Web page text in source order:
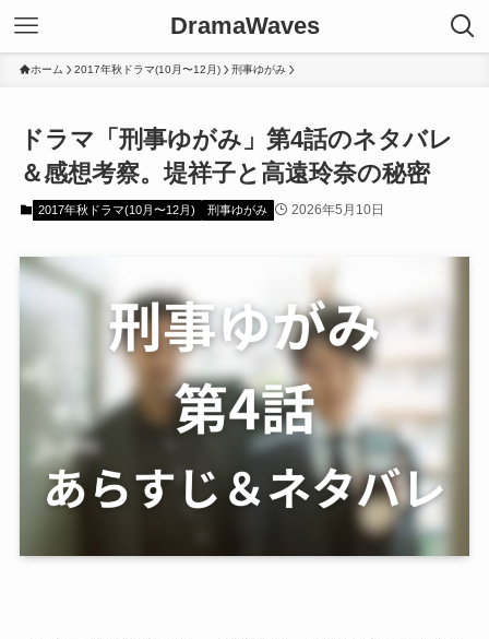
DramaWaves
ホーム 2017年秋ドラマ(10月〜12月) 刑事ゆがみ
ドラマ「刑事ゆがみ」第4話のネタバレ
＆感想考察。堤祥子と高遠玲奈の秘密
2017年秋ドラマ(10月〜12月) 刑事ゆがみ 2026年5月10日